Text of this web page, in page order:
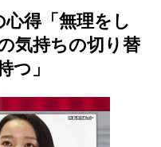
得「無理をし
気持ちの切り替
つ」